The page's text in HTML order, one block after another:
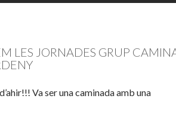
LES JORNADES GRUP
Va ser una caminada amb una